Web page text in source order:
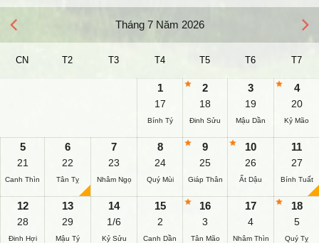
Tháng 7 Năm 2026
CN T2 T3 T4 T5 T6 T7
1
17
Bính Tý
2
18
Đinh Sửu
3
19
Mậu Dần
4
20
Kỷ Mão
5
21
Canh Thìn
6
22
Tân Tỵ
7
23
Nhâm Ngọ
8
24
Quý Mùi
9
25
Giáp Thân
10
26
Ất Dậu
11
27
Bính Tuất
12
28
Đinh Hợi
13
29
Mậu Tý
14
1/6
Kỷ Sửu
15
2
Canh Dần
16
3
Tân Mão
17
4
Nhâm Thìn
18
5
Quý Tỵ